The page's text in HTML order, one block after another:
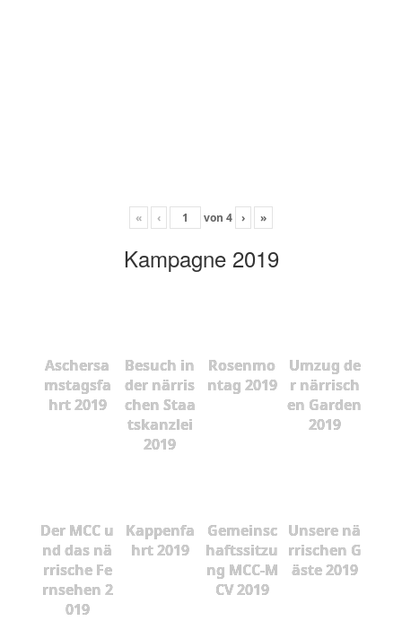
« ‹ von 4 › »
Kampagne 2019
Aschersa
mstagsfa
hrt 2019
Besuch in
der närris
chen Staa
tskanzlei
2019
Rosenmo
ntag 2019
Umzug de
r närrisch
en Garden
2019
Der MCC u
nd das nä
rrische Fe
rnsehen 2
019
Kappenfa
hrt 2019
Gemeinsc
haftssitzu
ng MCC-M
CV 2019
Unsere nä
rrischen G
äste 2019